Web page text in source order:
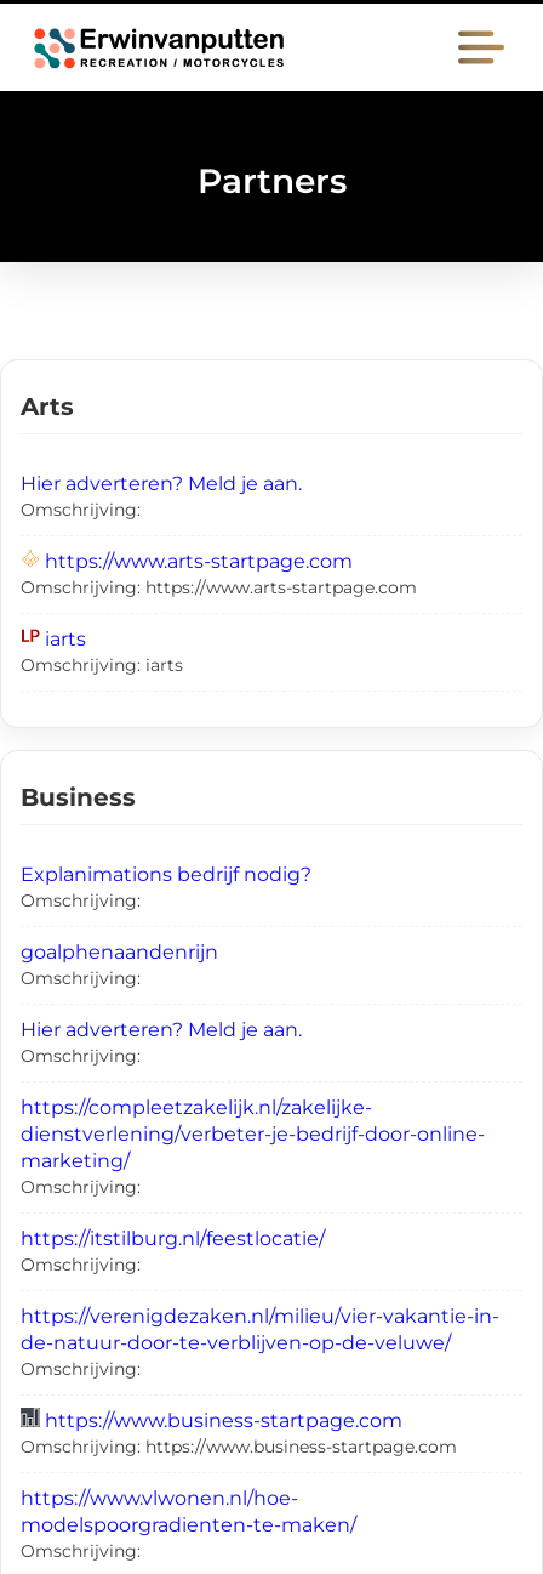
Partners
Arts
Hier adverteren? Meld je aan.
Omschrijving:
https://www.arts-startpage.com
Omschrijving: https://www.arts-startpage.com
iarts
Omschrijving: iarts
Business
Explanimations bedrijf nodig?
Omschrijving:
goalphenaandenrijn
Omschrijving:
Hier adverteren? Meld je aan.
Omschrijving:
https://compleetzakelijk.nl/zakelijke-
dienstverlening/verbeter-je-bedrijf-door-online-
marketing/
Omschrijving:
https://itstilburg.nl/feestlocatie/
Omschrijving:
https://verenigdezaken.nl/milieu/vier-vakantie-in-
de-natuur-door-te-verblijven-op-de-veluwe/
Omschrijving:
https://www.business-startpage.com
Omschrijving: https://www.business-startpage.com
https://www.vlwonen.nl/hoe-
modelspoorgradienten-te-maken/
Omschrijving: